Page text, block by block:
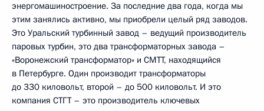
энергомашиностроение. За последние два года, когда мы
этим занялись активно, мы приобрели целый ряд заводов.
Это Уральский турбинный завод – ведущий производитель
паровых турбин, это два трансформаторных завода –
«Воронежский трансформатор» и СМТТ, находящийся
в Петербурге. Один производит трансформаторы
до 330 киловольт, второй – до 500 киловольт. И это
компания СТГТ – это производитель ключевых